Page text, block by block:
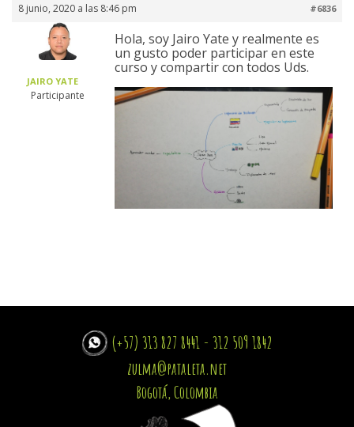
8 junio, 2020 a las 8:46 pm #6836
JAIRO YATE
Participante
Hola, soy Jairo Yate y realmente es
un gusto poder participar en este
curso y compartir con todos Uds.
(+57) 313 827 8441 - 312 509 1842
zulma@pataleta.net
Bogotá, Colombia